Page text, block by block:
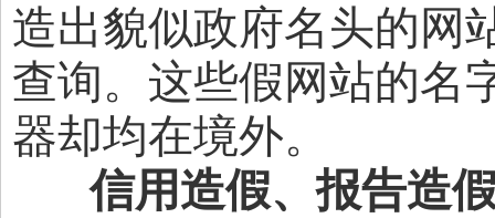
造出貌似政府名头的网
查询。这些假网站的名
器却均在境外。
信用造假、报告造